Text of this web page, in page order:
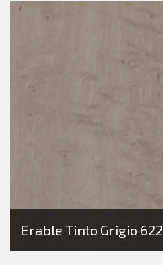
Erable Tinto Grigio 622